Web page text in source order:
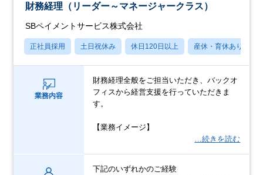
財務経理（リーダー～マネージャークラス）
SBペイメントサービス株式会社
正社員採用 土日祝休み 休日120日以上 産休・育休あり
業務内容
財務経理全般をご担当いただき、バックオ
フィスから経営支援を行っていただきま
す。
【業務イメージ】
…続きを読む
下記のいずれかのご経験